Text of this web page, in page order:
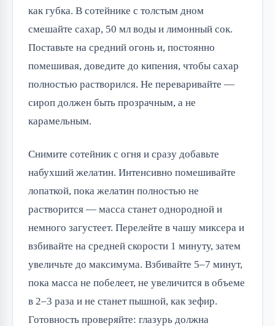
как губка. В сотейнике с толстым дном
смешайте сахар, 50 мл воды и лимонный сок.
Поставьте на средний огонь и, постоянно
помешивая, доведите до кипения, чтобы сахар
полностью растворился. Не переваривайте —
сироп должен быть прозрачным, а не
карамельным.
Снимите сотейник с огня и сразу добавьте
набухший желатин. Интенсивно помешивайте
лопаткой, пока желатин полностью не
растворится — масса станет однородной и
немного загустеет. Перелейте в чашу миксера и
взбивайте на средней скорости 1 минуту, затем
увеличьте до максимума. Взбивайте 5–7 минут,
пока масса не побелеет, не увеличится в объеме
в 2–3 раза и не станет пышной, как зефир.
Готовность проверяйте: глазурь должна